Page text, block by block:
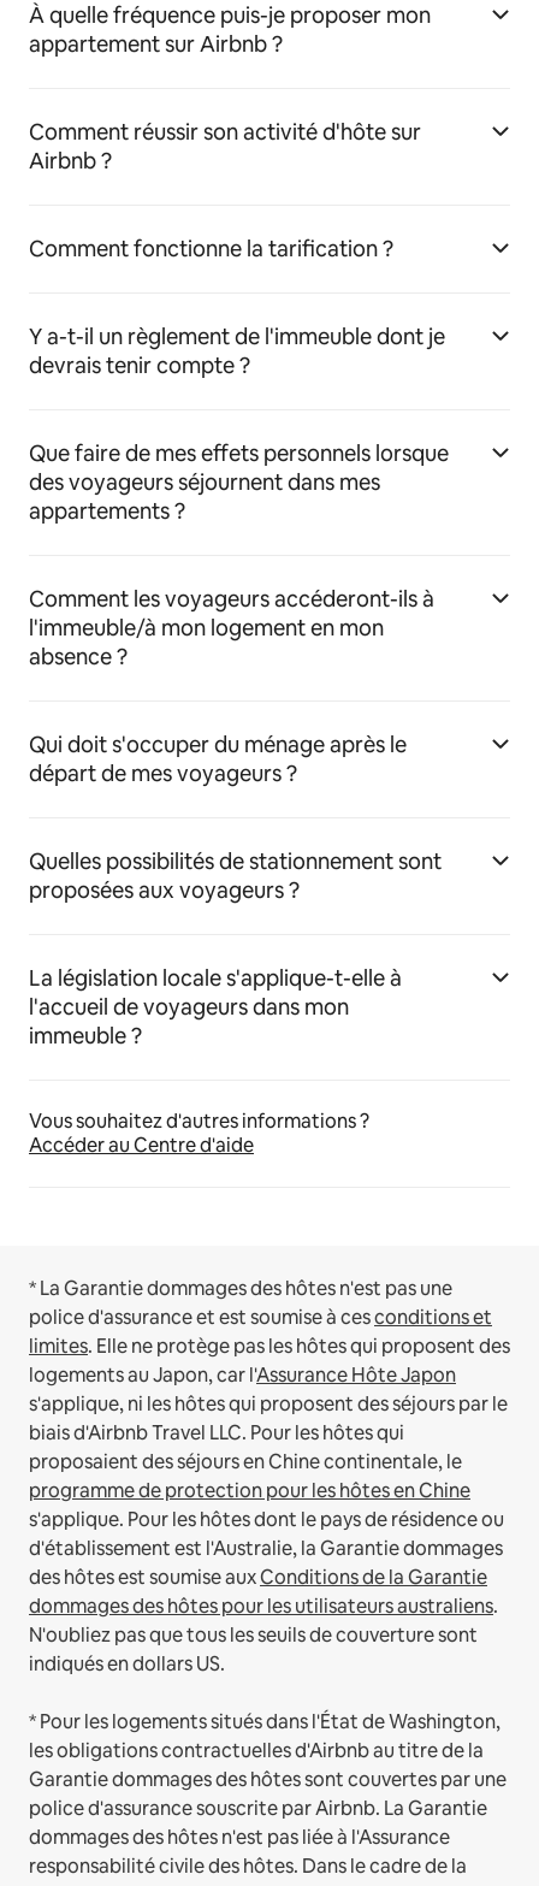
À quelle fréquence puis-je proposer mon
appartement sur Airbnb ?
Comment réussir son activité d'hôte sur
Airbnb ?
Comment fonctionne la tarification ?
Y a-t-il un règlement de l'immeuble dont je
devrais tenir compte ?
Que faire de mes effets personnels lorsque
des voyageurs séjournent dans mes
appartements ?
Comment les voyageurs accéderont-ils à
l'immeuble/à mon logement en mon
absence ?
Qui doit s'occuper du ménage après le
départ de mes voyageurs ?
Quelles possibilités de stationnement sont
proposées aux voyageurs ?
La législation locale s'applique-t-elle à
l'accueil de voyageurs dans mon
immeuble ?
Vous souhaitez d'autres informations ?
Accéder au Centre d'aide
* La Garantie dommages des hôtes n'est pas une
police d'assurance et est soumise à cesconditions et
limites. Elle ne protège pas les hôtes qui proposent des
logements au Japon, car l'Assurance Hôte Japon
s'applique, ni les hôtes qui proposent des séjours par le
biais d'Airbnb Travel LLC. Pour les hôtes qui
proposaient des séjours en Chine continentale, le
programme de protection pour les hôtes en Chine
s'applique. Pour les hôtes dont le pays de résidence ou
d'établissement est l'Australie, la Garantie dommages
des hôtes est soumise auxConditions de la Garantie
dommages des hôtes pour les utilisateurs australiens.
N'oubliez pas que tous les seuils de couverture sont
indiqués en dollars US.
* Pour les logements situés dans l'État de Washington,
les obligations contractuelles d'Airbnb au titre de la
Garantie dommages des hôtes sont couvertes par une
police d'assurance souscrite par Airbnb. La Garantie
dommages des hôtes n'est pas liée à l'Assurance
responsabilité civile des hôtes. Dans le cadre de la